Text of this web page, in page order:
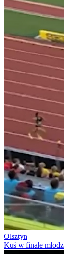
Olsztyn
Kuś w finale